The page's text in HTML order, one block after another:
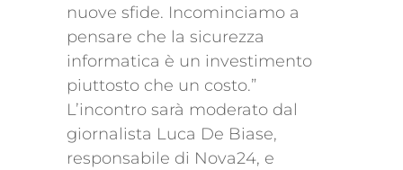
nuove sfide. Incominciamo a
pensare che la sicurezza
informatica è un investimento
piuttosto che un costo.”
L’incontro sarà moderato dal
giornalista Luca De Biase,
responsabile di Nova24, e